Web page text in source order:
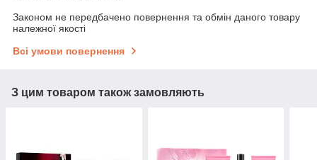
Законом не передбачено повернення та обмін даного товару
належної якості
Всі умови повернення
З цим товаром також замовляють